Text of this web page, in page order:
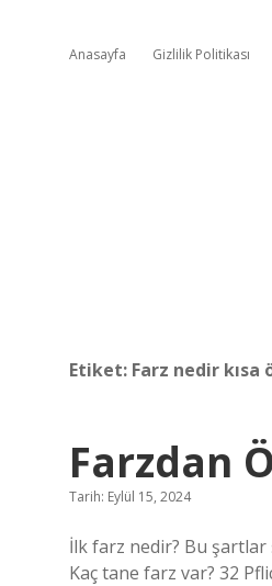
Anasayfa Gizlilik Politikası
Etiket: Farz nedir kısa
Farzdan
Tarih: Eylül 15, 2024
İlk farz nedir? Bu şartlar
Kaç tane farz var? 32